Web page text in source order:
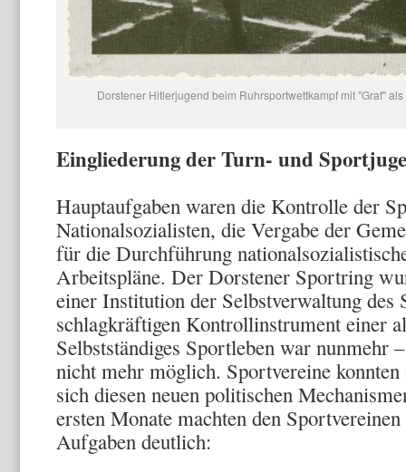
Dorstener Hitlerjugend beim Ruhrsportwettkampf mit "Graf"
Eingliederung der Turn- und
Hauptaufgaben waren die Kontrolle der
Nationalsoziali­sten, die Vergabe der
für die Durchführung
Arbeits­pläne. Der Dorstener Sportring
einer Institution der Selbstverwaltung des
schlag­kräftigen Kontrollinstrument einer
Selbstständiges Sportleben war nunmehr
nicht mehr möglich. Sportvereine
sich diesen neuen politi­schen
ersten Monate machten den
Aufgaben deut­lich: